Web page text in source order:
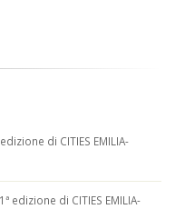
di CITIES EMILIA-
edizione di CITIES EMILIA-